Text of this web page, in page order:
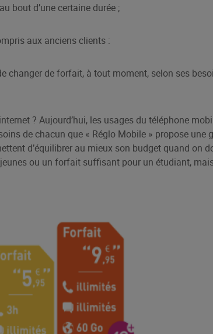
bout d’une certaine durée ;
aux anciens clients :
changer de forfait, à tout moment, selon ses
? Aujourd’hui, les usages du téléphone
de chacun que « Réglo Mobile » propose une
d’équilibrer au mieux son budget quand on
ou un forfait suffisant pour un étudiant,